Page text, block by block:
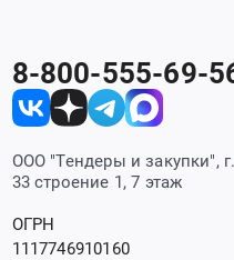
8-800-555-69-
ООО "Тендеры и закупки",
33 строение 1, 7 этаж
ОГРН
1117746910160